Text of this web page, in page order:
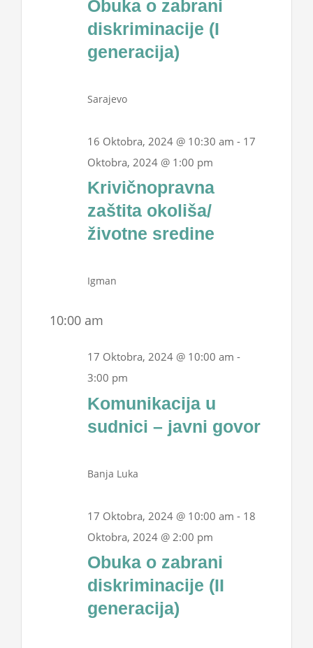
Projekti
Novosti
2024
Obuka o zabrani
diskriminacije (I
generacija)
Sarajevo
Krivičnopravna
zaštita okoliša/
životne sredine
16 Oktobra, 2024 @ 10:30 am - 17
Oktobra, 2024 @ 1:00 pm
Igman
10:00 am
Komunikacija u
sudnici – javni govor
17 Oktobra, 2024 @ 10:00 am -
3:00 pm
Banja Luka
Obuka o zabrani
diskriminacije (II
generacija)
17 Oktobra, 2024 @ 10:00 am - 18
Oktobra, 2024 @ 2:00 pm